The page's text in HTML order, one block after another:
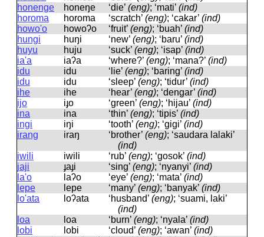
honenge
honeŋe ‘die’ (eng); ‘mati’ (ind)
horoma
horoma ‘scratch’ (eng); ‘cakar’ (ind)
howo'o
howoʔo ‘fruit’ (eng); ‘buah’ (ind)
hungi
huŋi ‘new’ (eng); ‘baru’ (ind)
huyu
huju ‘suck’ (eng); ‘isap’ (ind)
ia'a
iaʔa ‘where?’ (eng); ‘mana?’ (ind)
idu
idu ‘lie’ (eng); ‘baring’ (ind)
idu
idu ‘sleep’ (eng); ‘tidur’ (ind)
ihe
ihe ‘hear’ (eng); ‘dengar’ (ind)
ijo
iɟo ‘green’ (eng); ‘hijau’ (ind)
ina
ina ‘thin’ (eng); ‘tipis’ (ind)
ingi
iŋi ‘tooth’ (eng); ‘gigi’ (ind)
irang
iraŋ ‘brother’ (eng); ‘saudara lalaki’
(ind)
iwili
iwili ‘rub’ (eng); ‘gosok’ (ind)
jaji
ɟaɟi ‘sing’ (eng); ‘nyanyi’ (ind)
la'o
laʔo ‘eye’ (eng); ‘mata’ (ind)
lepe
lepe ‘many’ (eng); ‘banyak’ (ind)
lo'ata
loʔata ‘husband’ (eng); ‘suami, laki’
(ind)
loa
loa ‘burn’ (eng); ‘nyala’ (ind)
lobi
lobi ‘cloud’ (eng); ‘awan’ (ind)